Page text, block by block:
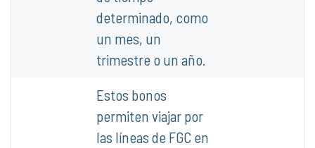
determinado, como
un mes, un
trimestre o un año.
Estos bonos
permiten viajar por
las líneas de FGC en